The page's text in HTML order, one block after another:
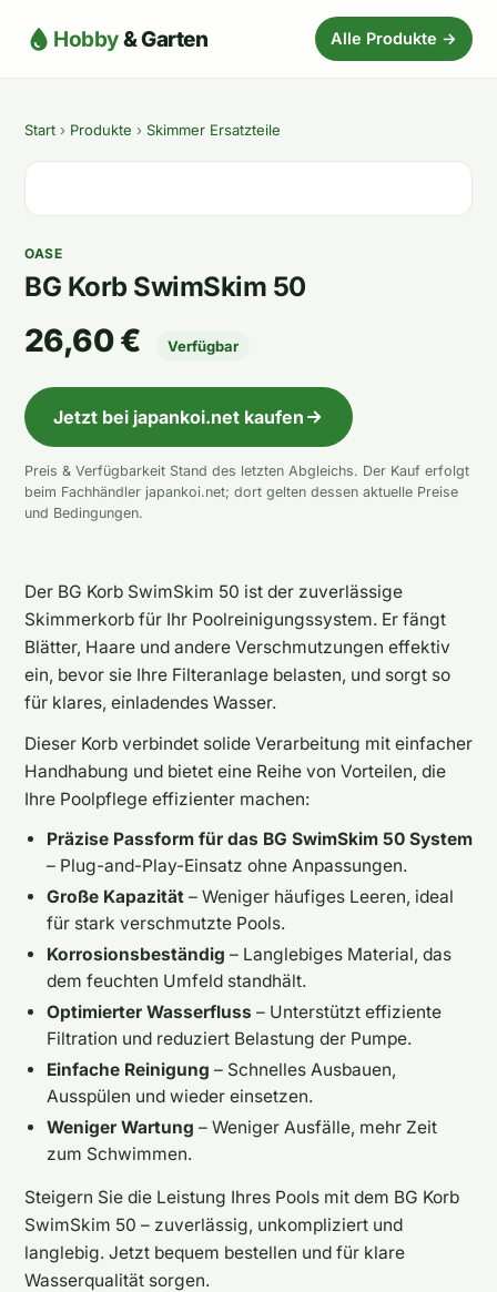
Hobby& Garten Alle Produkte →
Start › Produkte › Skimmer Ersatzteile
OASE
BG Korb SwimSkim 50
26,60 € Verfügbar
Jetzt bei japankoi.net kaufen
Preis & Verfügbarkeit Stand des letzten Abgleichs. Der Kauf erfolgt
beim Fachhändler japankoi.net; dort gelten dessen aktuelle Preise
und Bedingungen.
Der BG Korb SwimSkim 50 ist der zuverlässige
Skimmerkorb für Ihr Poolreinigungssystem. Er fängt
Blätter, Haare und andere Verschmutzungen effektiv
ein, bevor sie Ihre Filteranlage belasten, und sorgt so
für klares, einladendes Wasser.
Dieser Korb verbindet solide Verarbeitung mit einfacher
Handhabung und bietet eine Reihe von Vorteilen, die
Ihre Poolpflege effizienter machen:
Präzise Passform für das BG SwimSkim 50 System
– Plug-and-Play-Einsatz ohne Anpassungen.
Große Kapazität – Weniger häufiges Leeren, ideal
für stark verschmutzte Pools.
Korrosionsbeständig – Langlebiges Material, das
dem feuchten Umfeld standhält.
Optimierter Wasserfluss – Unterstützt effiziente
Filtration und reduziert Belastung der Pumpe.
Einfache Reinigung – Schnelles Ausbauen,
Ausspülen und wieder einsetzen.
Weniger Wartung – Weniger Ausfälle, mehr Zeit
zum Schwimmen.
Steigern Sie die Leistung Ihres Pools mit dem BG Korb
SwimSkim 50 – zuverlässig, unkompliziert und
langlebig. Jetzt bequem bestellen und für klare
Wasserqualität sorgen.